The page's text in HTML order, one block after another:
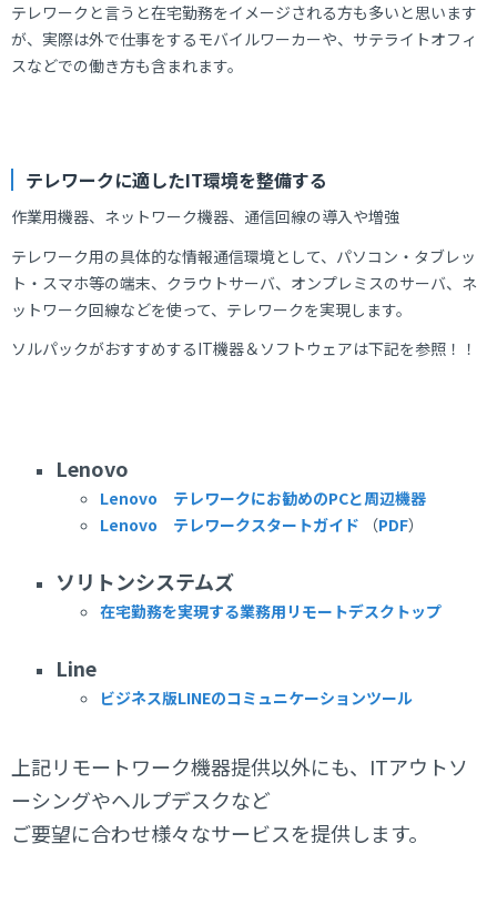
テレワークと言うと在宅勤務をイメージされる方も多いと思います
が、実際は外で仕事をするモバイルワーカーや、サテライトオフィ
スなどでの働き方も含まれます。
テレワークに適したIT環境を整備する
作業用機器、ネットワーク機器、通信回線の導入や増強
テレワーク用の具体的な情報通信環境として、パソコン・タブレッ
ト・スマホ等の端末、クラウトサーバ、オンプレミスのサーバ、ネ
ットワーク回線などを使って、テレワークを実現します。
ソルパックがおすすめするIT機器＆ソフトウェアは下記を参照！！
Lenovo
Lenovo テレワークにお勧めのPCと周辺機器
Lenovo テレワークスタートガイド （PDF）
ソリトンシステムズ
在宅勤務を実現する業務用リモートデスクトップ
Line
ビジネス版LINEのコミュニケーションツール
上記リモートワーク機器提供以外にも、ITアウトソ
ーシングやヘルプデスクなど
ご要望に合わせ様々なサービスを提供します。